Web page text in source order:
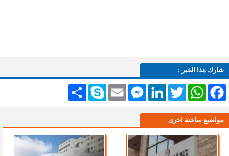
شارك هذا الخبر :
انشر Skype Email
MessengerLinkedInTwitterWhatsAppFacebook
مواضيع ساخنة اخرى